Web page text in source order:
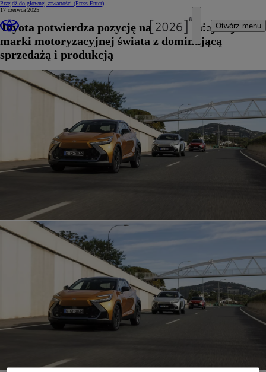
Przejdź do głównej zawartości (Press Enter)
Otwórz menu
17 czerwca 2025
Toyota potwierdza pozycję najpopularniejszej
marki motoryzacyjnej świata z dominującą
sprzedażą i produkcją